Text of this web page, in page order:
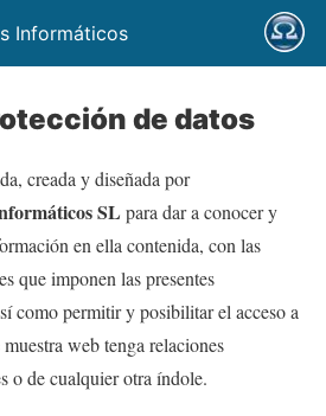
Informáticos
de datos
creada y diseñada por
SL para dar a conocer y
en ella contenida, con las
que imponen las presentes
como permitir y posibilitar el acceso a
web tenga relaciones
o de cualquier otra índole.